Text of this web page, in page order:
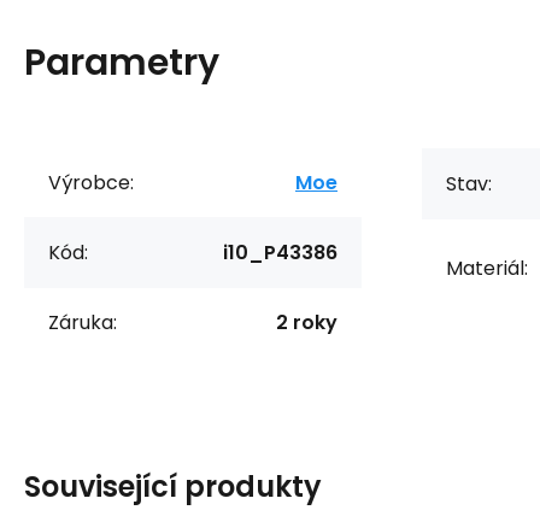
Parametry
Výrobce: Moe
Kód: i10_P43386
Záruka: 2 roky
Stav:
Materiál:
Související produkty